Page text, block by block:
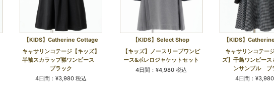
【KIDS】Catherine Cottage
キャサリンコテージ【キッズ】
半袖スカラップ襟ワンピース
ブラック
4日間：¥3,980 税込
【KIDS】Select Shop
【キッズ】ノースリーブワンピ
ース&ボレロジャケットセット
4日間：¥4,980 税込
【KIDS】
キャサリンコテー
ズ】千鳥ワンピース
ンサンブル ブ
4日間：